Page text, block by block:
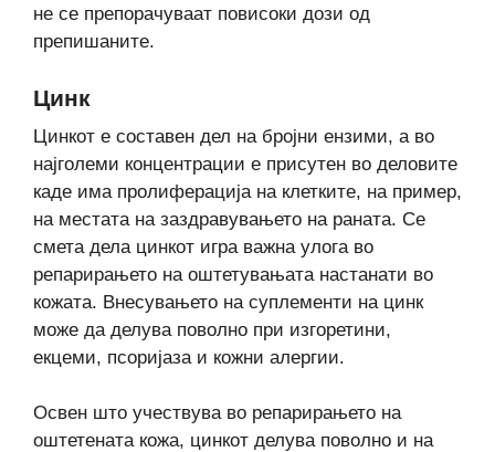
не се препорачуваат повисоки дози од
препишаните.
Цинк
Цинкот е составен дел на бројни ензими, а во
најголеми концентрации е присутен во деловите
каде има пролиферација на клетките, на пример,
на местата на заздравувањето на раната. Се
смета дела цинкот игра важна улога во
репарирањето на оштетувањата настанати во
кожата. Внесувањето на суплементи на цинк
може да делува поволно при изгоретини,
екцеми, псоријаза и кожни алергии.
Освен што учествува во репарирањето на
оштетената кожа, цинкот делува поволно и на